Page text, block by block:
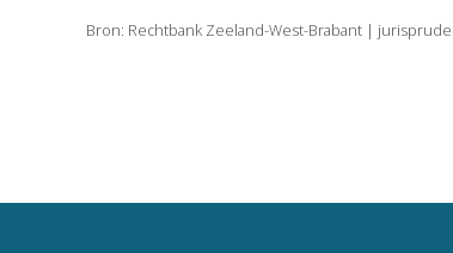
Bron: Rechtbank Zeeland-West-Brabant |